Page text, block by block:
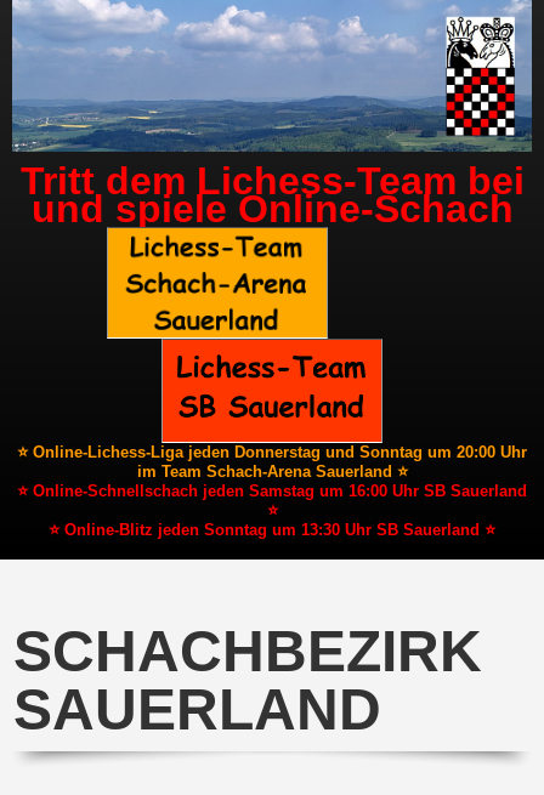
Tritt dem Lichess-Team bei
und spiele Online-Schach
⭐ Online-Lichess-Liga jeden Donnerstag und Sonntag um 20:00 Uhr
im Team Schach-Arena Sauerland ⭐
⭐ Online-Schnellschach jeden Samstag um 16:00 Uhr SB Sauerland
⭐
⭐ Online-Blitz jeden Sonntag um 13:30 Uhr SB Sauerland ⭐
SCHACHBEZIRK
SAUERLAND